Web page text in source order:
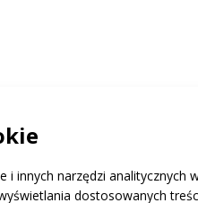
i innych narzędzi analitycznych
dostosowanych